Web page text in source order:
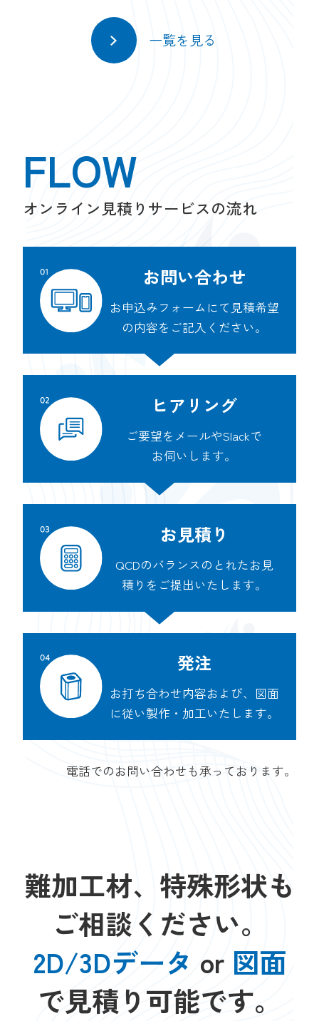
一覧を見る
FLOW
オンライン見積りサービスの流れ
お問い合わせ
お申込みフォームにて見積希望
の内容をご記入ください。
ヒアリング
ご要望をメールやSlackで
お伺いします。
お見積り
QCDのバランスのとれたお見
積りをご提出いたします。
発注
お打ち合わせ内容および、図面
に従い製作・加工いたします。
電話でのお問い合わせも承っております。
難加工材、特殊形状も
ご相談ください。
2D/3Dデータ or 図面
で見積り可能です。